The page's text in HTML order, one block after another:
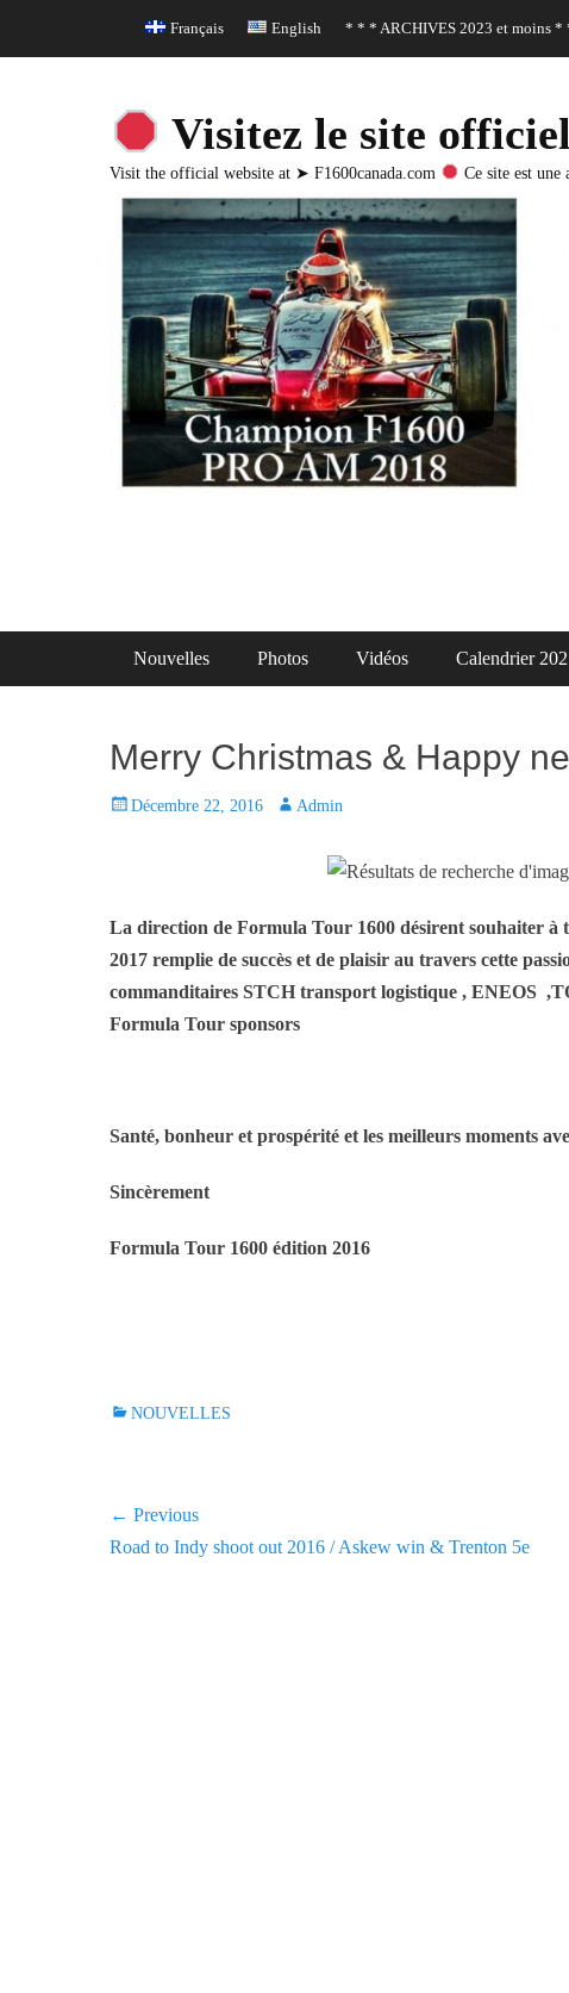
Header Top Menu
Skip Français English * * * ARCHIVES 2023 et moins *
Visitez le site
Visit the official website at ➤ F1600canada.com Ce site est
Primary Menu
Skip
Nouvelles Photos Vidéos Calendrier
Merry Christmas & Happy
P
o
n
Décembre 22, 2016
A Admin
La direction de Formula Tour 1600 désirent souhaiter à
2017 remplie de succès et de plaisir au travers cette
commanditaires STCH transport logistique , ENEOS
Formula Tour sponsors
Santé, bonheur et prospérité et les meilleurs moments
Sincèrement
Formula Tour 1600 édition 2016
C
g
o
NOUVELLES
Navigation
de
← Previous
Previous
Road to Indy shoot out 2016 / Askew win & Trenton 5e